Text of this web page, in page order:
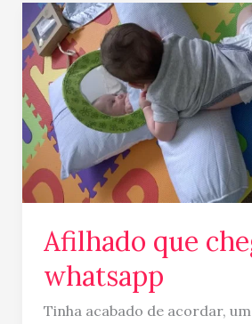
Afilhado que
whatsapp
Tinha acabado de acordar,
Afilhado
que
chega
pelo
whatsapp